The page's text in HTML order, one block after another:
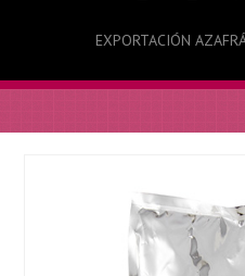
EXPORTACIÓN